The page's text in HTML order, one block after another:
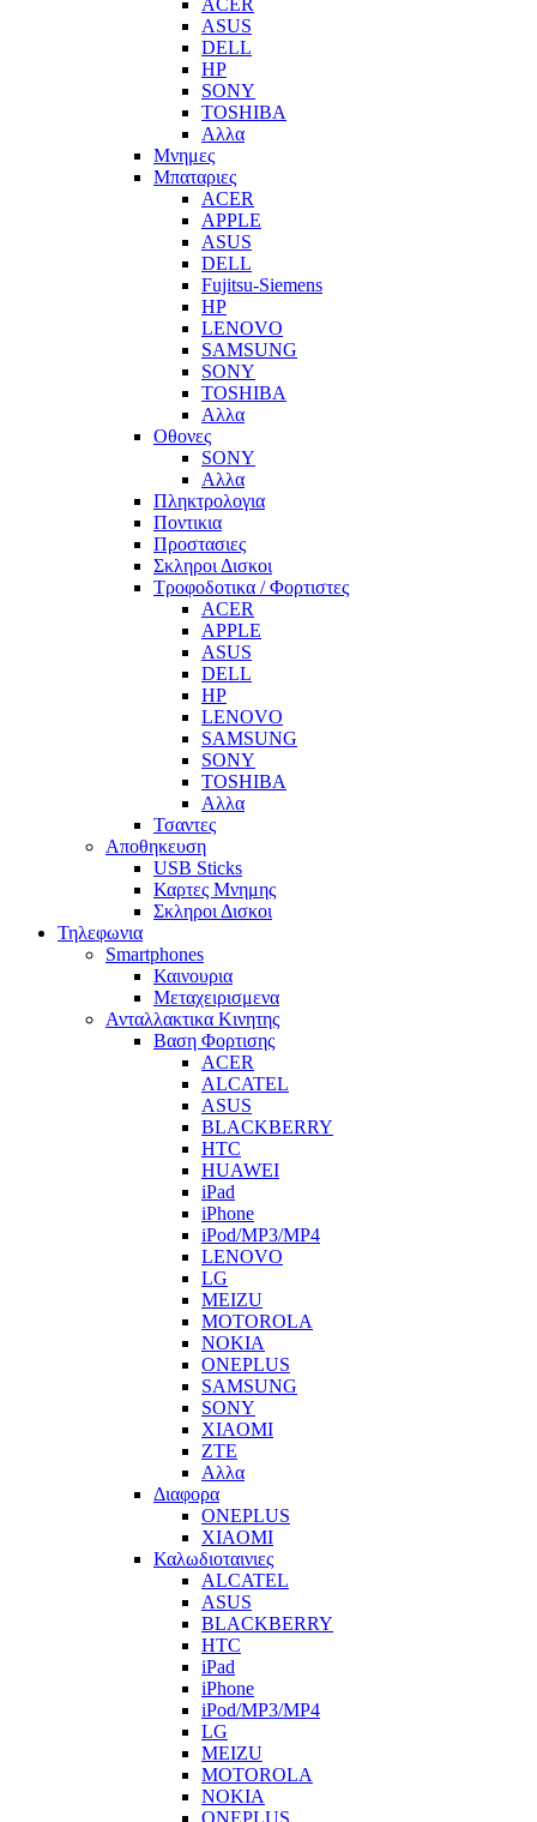
ASUS
DELL
HP
SONY
TOSHIBA
Αλλα
Μνημες
Μπαταριες
ACER
APPLE
ASUS
DELL
Fujitsu-Siemens
HP
LENOVO
SAMSUNG
SONY
TOSHIBA
Αλλα
Οθονες
SONY
Αλλα
Πληκτρολογια
Ποντικια
Προστασιες
Σκληροι Δισκοι
Τροφοδοτικα / Φορτιστες
ACER
APPLE
ASUS
DELL
HP
LENOVO
SAMSUNG
SONY
TOSHIBA
Αλλα
Τσαντες
Αποθηκευση
USB Sticks
Καρτες Μνημης
Σκληροι Δισκοι
Τηλεφωνια
Smartphones
Καινουρια
Μεταχειρισμενα
Ανταλλακτικα Κινητης
Βαση Φορτισης
ACER
ALCATEL
ASUS
BLACKBERRY
HTC
HUAWEI
iPad
iPhone
iPod/MP3/MP4
LENOVO
LG
MEIZU
MOTOROLA
NOKIA
ONEPLUS
SAMSUNG
SONY
XIAOMI
ZTE
Αλλα
Διαφορα
ONEPLUS
XIAOMI
Καλωδιοταινιες
ALCATEL
ASUS
BLACKBERRY
HTC
iPad
iPhone
iPod/MP3/MP4
LG
MEIZU
MOTOROLA
NOKIA
ONEPLUS